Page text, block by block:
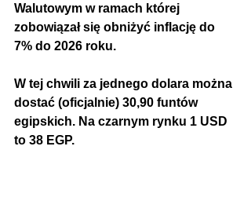
Walutowym w ramach której
zobowiązał się obniżyć inflację do
7% do 2026 roku.
W tej chwili za jednego dolara można
dostać (oficjalnie) 30,90 funtów
egipskich. Na czarnym rynku 1 USD
to 38 EGP.